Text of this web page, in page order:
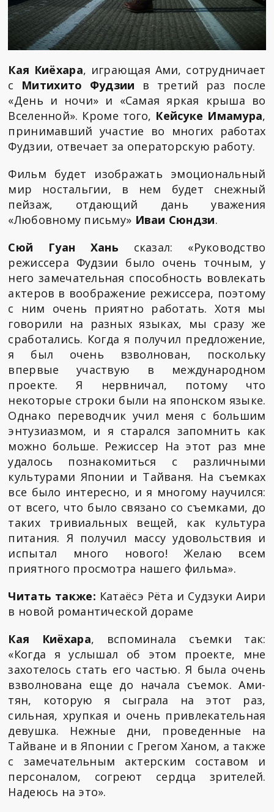
Кая Киёхара, играющая Ами, сотрудничает
с Митихито Фудзии в третий раз после
«День и ночи» и «Самая яркая крыша во
Вселенной». Кроме того, Кейсуке Имамура,
принимавший участие во многих работах
Фудзии, отвечает за операторскую работу.
Фильм будет изображать эмоциональный
мир ностальгии, в нем будет снежный
пейзаж, отдающий дань уважения
«Любовному письму» Иваи Сюндзи.
Сюй Гуан Хань сказал: «Руководство
режиссера Фудзии было очень точным, у
него замечательная способность вовлекать
актеров в воображение режиссера, поэтому
с ним очень приятно работать. Хотя мы
говорили на разных языках, мы сразу же
сработались. Когда я получил предложение,
я был очень взволнован, поскольку
впервые участвую в международном
проекте. Я нервничал, потому что
некоторые строки были на японском языке.
Однако переводчик учил меня с большим
энтузиазмом, и я старался запомнить как
можно больше. Режиссер На этот раз мне
удалось познакомиться с различными
культурами Японии и Тайваня. На съемках
все было интересно, и я многому научился:
от всего, что было связано со съемками, до
таких тривиальных вещей, как культура
питания. Я получил массу удовольствия и
испытал много нового! Желаю всем
приятного просмотра нашего фильма».
Читать также: Катаёсэ Рёта и Судзуки Аири
в новой романтической дораме
Кая Киёхара, вспоминала съемки так:
«Когда я услышал об этом проекте, мне
захотелось стать его частью. Я была очень
взволнована еще до начала съемок. Ами-
тян, которую я сыграла на этот раз,
сильная, хрупкая и очень привлекательная
девушка. Нежные дни, проведенные на
Тайване и в Японии с Грегом Ханом, а также
с замечательным актерским составом и
персоналом, согреют сердца зрителей.
Надеюсь на это».